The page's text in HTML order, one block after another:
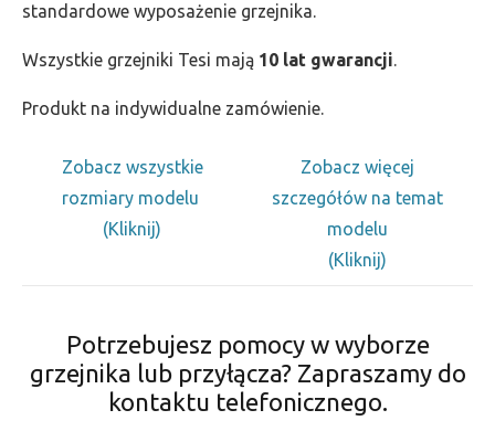
standardowe wyposażenie grzejnika.
Wszystkie grzejniki Tesi mają 10 lat gwarancji.
Produkt na indywidualne zamówienie.
Zobacz wszystkie
rozmiary modelu
(Kliknij)
Zobacz więcej
szczegółów na temat
modelu
(Kliknij)
Potrzebujesz pomocy w wyborze
grzejnika lub przyłącza? Zapraszamy do
kontaktu telefonicznego.